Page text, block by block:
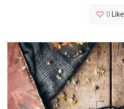
0 Like